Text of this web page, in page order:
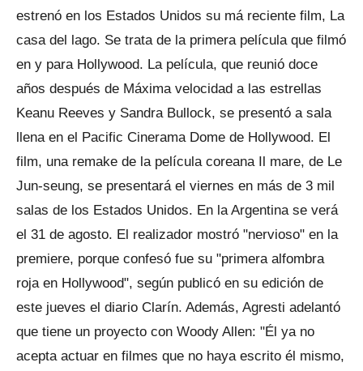
estrenó en los Estados Unidos su má reciente film, La
casa del lago. Se trata de la primera película que filmó
en y para Hollywood. La película, que reunió doce
años después de Máxima velocidad a las estrellas
Keanu Reeves y Sandra Bullock, se presentó a sala
llena en el Pacific Cinerama Dome de Hollywood. El
film, una remake de la película coreana Il mare, de Le
Jun-seung, se presentará el viernes en más de 3 mil
salas de los Estados Unidos. En la Argentina se verá
el 31 de agosto. El realizador mostró "nervioso" en la
premiere, porque confesó fue su "primera alfombra
roja en Hollywood", según publicó en su edición de
este jueves el diario Clarín. Además, Agresti adelantó
que tiene un proyecto con Woody Allen: "Él ya no
acepta actuar en filmes que no haya escrito él mismo,